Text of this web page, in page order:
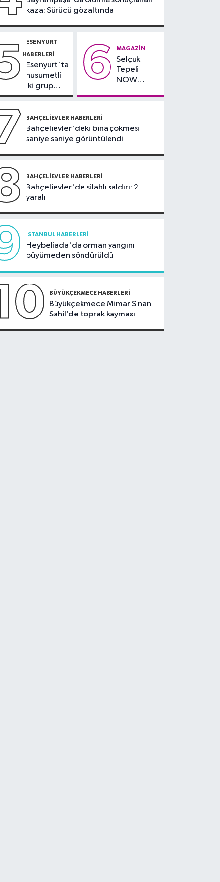
yağlı" demeyin,
önlemini alın
kaza: Sürücü gözaltında
ESENYURT
HABERLERI
Esenyurt'ta
husumetli
iki grup
arasında
kavga
6 MAGAZIN
Selçuk
Tepeli
NOW
BAHÇELIEVLER HABERLERI
Bahçelievler'deki bina çökmesi
saniye saniye görüntülendi
BAHÇELIEVLER HABERLERI
Bahçelievler'de silahlı saldırı: 2
yaralı
İSTANBUL HABERLERI
Heybeliada'da orman yangını
büyümeden söndürüldü
BÜYÜKÇEKMECE HABERLERI
Büyükçekmece Mimar Sinan
Sahil’de toprak kayması